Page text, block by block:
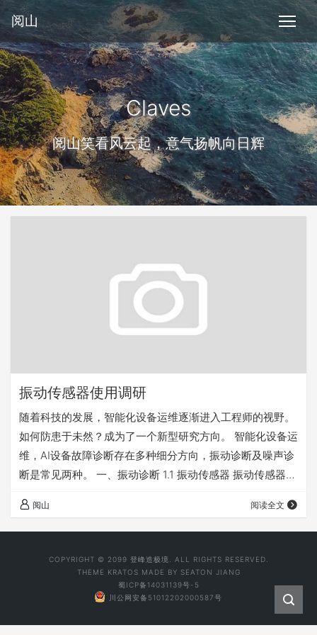
阅山
Claves
阅山笑看风云起，意气扬帆向日辉
振动传感器使用调研
随着科技的发展，智能化设备运维逐渐进入工程师的视野。
如何防患于未然？成为了一个新型研究方向。 智能化设备运
维，AI设备故障诊断存在多种细分方向，振动诊断及噪声诊
断是常见两种。 一、振动诊断 1.1 振动传感器 振动传感器目
式加速度传感器、MEMS加速度传感器。 二、应用案例 2.1
轴振动检测 据说常用电涡流式传感器。 2.2 振动筛监测 振
和运动轨迹。 三、详细介绍 压电式加速度传感器 压电式加
阅山 阅读全文
COPYRIGHT © 2099 登峰造极境. ALL RIGHTS RESERVED.
THEME KRATOS MADE BY SEATON JIANG
蜀ICP备14031139号-5
川公网安备51012202000587号